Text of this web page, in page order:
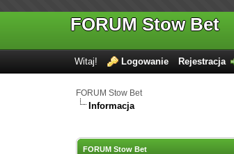
FORUM Stow Bet
Witaj! Logowanie Rejestracja
FORUM Stow Bet
Informacja
FORUM Stow Bet